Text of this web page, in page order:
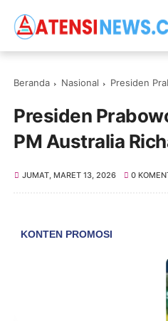
Beranda Nasional Presiden Prabowo
Presiden
PM Australia
JUMAT, MARET 13, 2026 0